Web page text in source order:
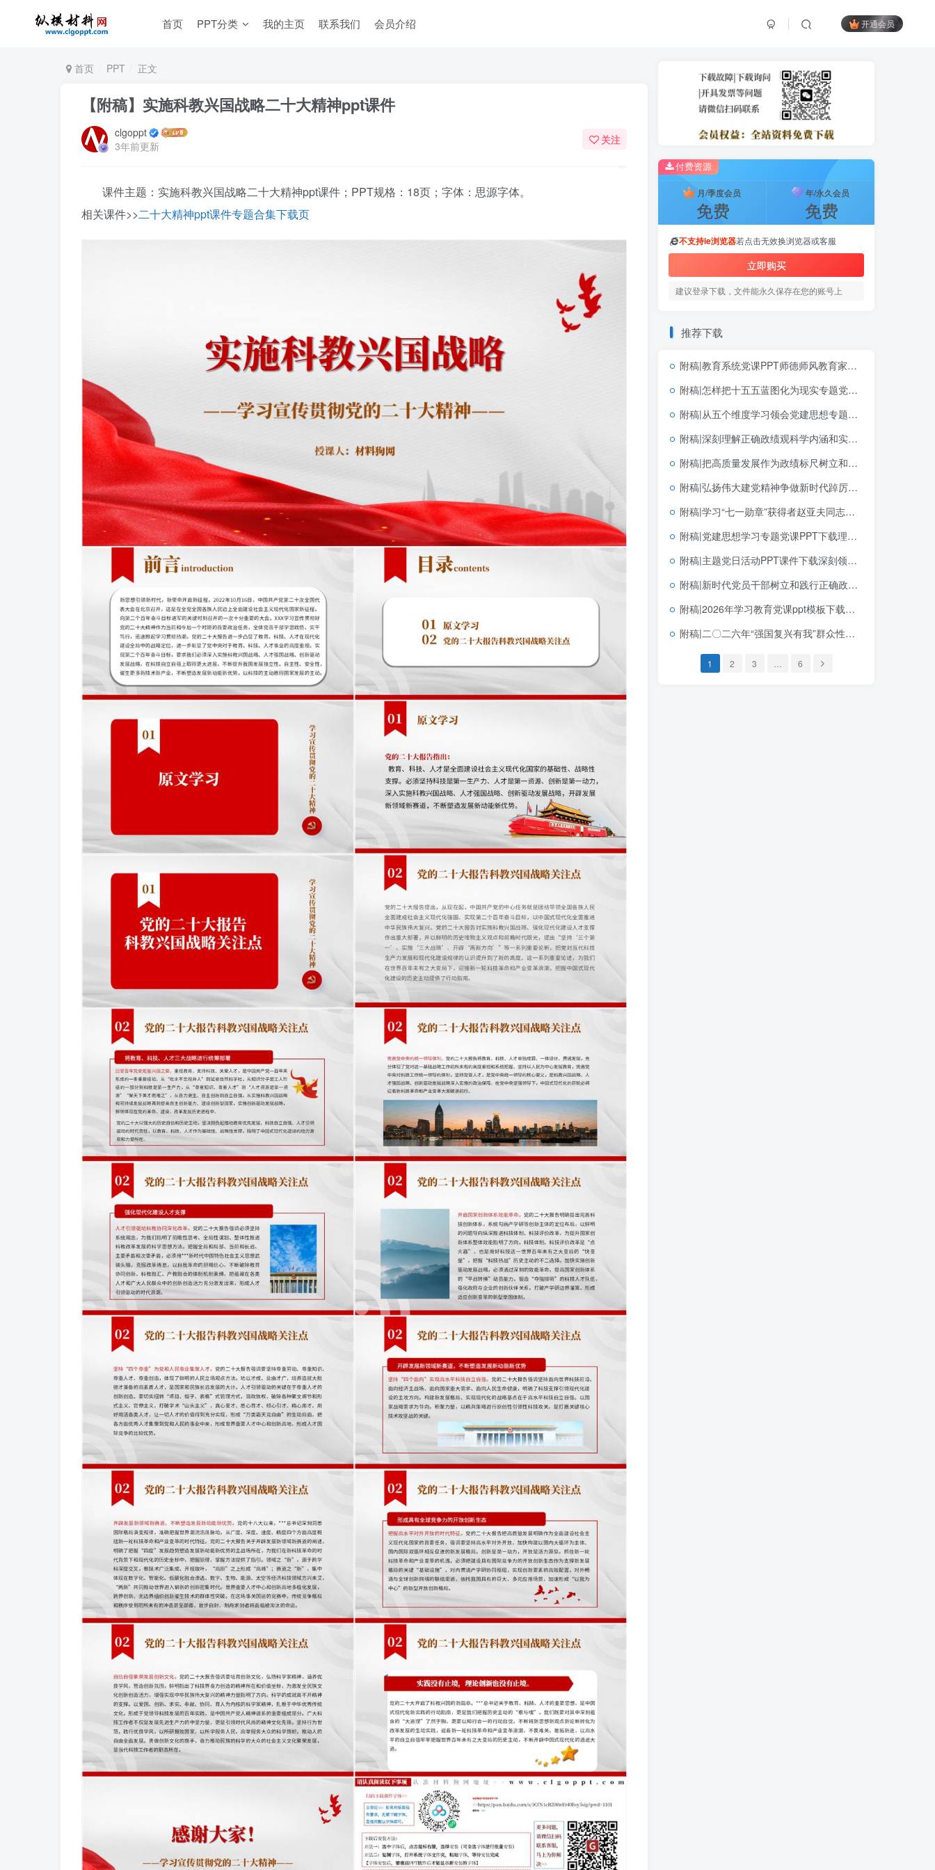
首页 PPT分类 我的主页 联系我们 会员介绍 开通会员
首页 PPT 正文
【附稿】实施科教兴国战略二十大精神ppt课件
clgoppt
3年前更新
关注
课件主题：实施科教兴国战略二十大精神ppt课件；PPT规格：18页；字体：思源字体。
相关课件>>二十大精神ppt课件专题合集下载页
付费资源
月/季度会员
免费
年/永久会员
免费
不支持ie浏览器若点击无效换浏览器或客服
立即购买
建议登录下载，文件能永久保存在您的账号上
推荐下载
附稿|教育系统党课PPT师德师风教育家精神课件下载
附稿|怎样把十五五蓝图化为现实专题党课PPT课件十五五规划落实宣讲
附稿|从五个维度学习领会党建思想专题党课PPT课件完整版可下载
附稿|深刻理解正确政绩观科学内涵和实践要求2026学习教育PPT模板
附稿|把高质量发展作为政绩标尺树立和践行正确政绩观党课PPT模板
附稿|弘扬伟大建党精神争做新时代踔厉奋发的优秀共产党员七月宣讲党课PPT下载
附稿|学习“七一勋章”获得者赵亚夫同志先进事迹主题党课课件PPT模板
附稿|党建思想学习专题党课PPT下载理解和把握好“十四个坚持”
附稿|主题党日活动PPT课件下载深刻领悟中国共产党为什么能的关键密码
附稿|新时代党员干部树立和践行正确政绩观2026学习教育党课PPT课件
附稿|2026年学习教育党课ppt模板下载重温《为人民服务》中的政绩观
附稿|二〇二六年“强国复兴有我”群众性主题宣传教育活动青年教育PPT模板下载
1 2 3 6